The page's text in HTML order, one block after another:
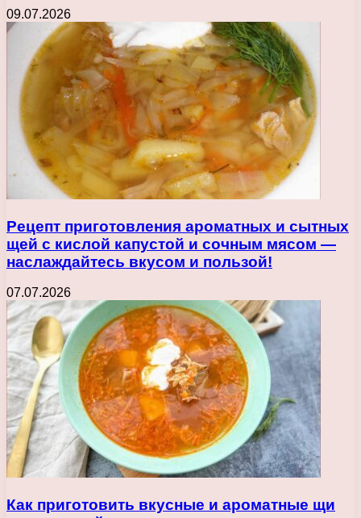
09.07.2026
Рецепт приготовления ароматных и сытных
щей с кислой капустой и сочным мясом —
наслаждайтесь вкусом и пользой!
07.07.2026
Как приготовить вкусные и ароматные щи